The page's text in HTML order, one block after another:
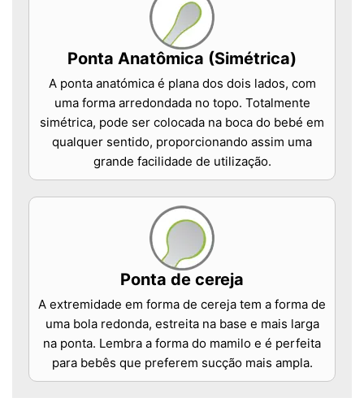
Ponta Anatômica (Simétrica)
A ponta anatómica é plana dos dois lados, com
uma forma arredondada no topo. Totalmente
simétrica, pode ser colocada na boca do bebé em
qualquer sentido, proporcionando assim uma
grande facilidade de utilização.
Ponta de cereja
A extremidade em forma de cereja tem a forma de
uma bola redonda, estreita na base e mais larga
na ponta. Lembra a forma do mamilo e é perfeita
para bebês que preferem sucção mais ampla.